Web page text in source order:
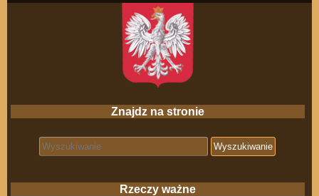
Znajdz na stronie
Search for:
Rzeczy ważne